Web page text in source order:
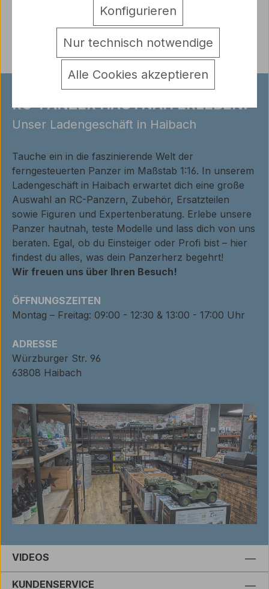
RC-PANZER HAUTNAH ERLEBEN!
Unser Ladengeschäft in Haibach
Tauche ein in die faszinierende Welt der
ferngesteuerten Panzer im Maßstab 1:16. In unserem
Ladengeschäft in Haibach erwartet dich eine große
Auswahl an RC-Panzern, Zubehör, Ersatzteilen
sowie Figuren und Expertenberatung. Erlebe unsere
Panzer hautnah, teste Modelle und lass dich von uns
beraten. Egal, ob du Einsteiger oder Profi bist – hier
findest du alles, was dein Panzerherz begehrt!
Wir freuen uns über Ihren Besuch!
ÖFFNUNGSZEITEN
Montag – Freitag: 09:00 - 12:30 & 13:00 - 17:00 Uhr
ADRESSE
Würzburger Str. 96
63808 Haibach
VIDEOS
KUNDENSERVICE
Nur technisch notwendige
Konfigurieren
Alle Cookies akzeptieren